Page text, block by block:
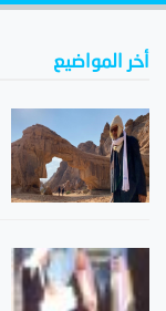
أخر المواضيع